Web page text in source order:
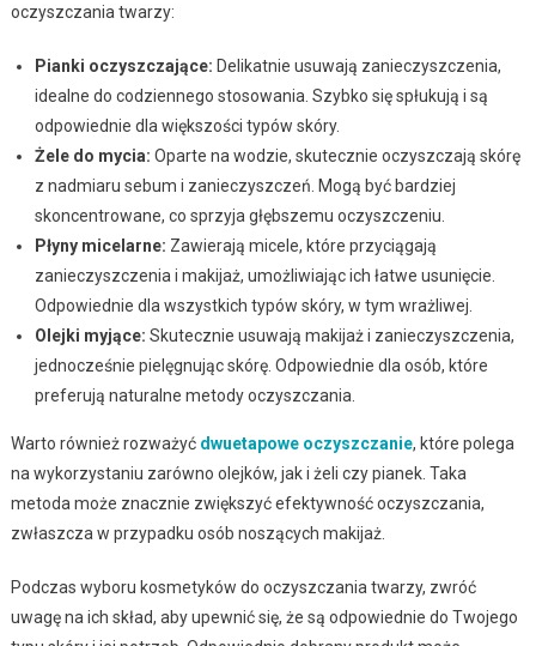
oczyszczania twarzy:
Pianki oczyszczające: Delikatnie usuwają zanieczyszczenia,
idealne do codziennego stosowania. Szybko się spłukują i są
odpowiednie dla większości typów skóry.
Żele do mycia: Oparte na wodzie, skutecznie oczyszczają skórę
z nadmiaru sebum i zanieczyszczeń. Mogą być bardziej
skoncentrowane, co sprzyja głębszemu oczyszczeniu.
Płyny micelarne: Zawierają micele, które przyciągają
zanieczyszczenia i makijaż, umożliwiając ich łatwe usunięcie.
Odpowiednie dla wszystkich typów skóry, w tym wrażliwej.
Olejki myjące: Skutecznie usuwają makijaż i zanieczyszczenia,
jednocześnie pielęgnując skórę. Odpowiednie dla osób, które
preferują naturalne metody oczyszczania.
Warto również rozważyć dwuetapowe oczyszczanie, które polega
na wykorzystaniu zarówno olejków, jak i żeli czy pianek. Taka
metoda może znacznie zwiększyć efektywność oczyszczania,
zwłaszcza w przypadku osób noszących makijaż.
Podczas wyboru kosmetyków do oczyszczania twarzy, zwróć
uwagę na ich skład, aby upewnić się, że są odpowiednie do Twojego